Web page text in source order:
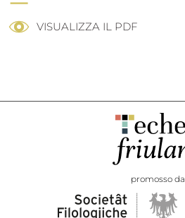
VISUALIZZA IL PDF
promosso da